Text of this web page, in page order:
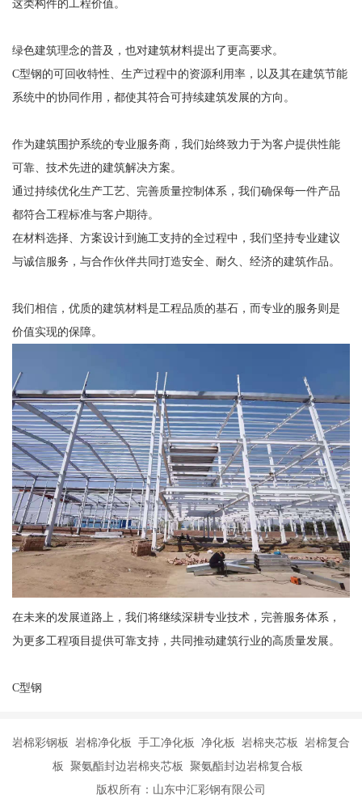
这类构件的工程价值。
绿色建筑理念的普及，也对建筑材料提出了更高要求。
C型钢的可回收特性、生产过程中的资源利用率，以及其在建筑节能
系统中的协同作用，都使其符合可持续建筑发展的方向。
作为建筑围护系统的专业服务商，我们始终致力于为客户提供性能
可靠、技术先进的建筑解决方案。
通过持续优化生产工艺、完善质量控制体系，我们确保每一件产品
都符合工程标准与客户期待。
在材料选择、方案设计到施工支持的全过程中，我们坚持专业建议
与诚信服务，与合作伙伴共同打造安全、耐久、经济的建筑作品。
我们相信，优质的建筑材料是工程品质的基石，而专业的服务则是
价值实现的保障。
在未来的发展道路上，我们将继续深耕专业技术，完善服务体系，
为更多工程项目提供可靠支持，共同推动建筑行业的高质量发展。
C型钢
岩棉彩钢板 岩棉净化板 手工净化板 净化板 岩棉夹芯板 岩棉复合
板 聚氨酯封边岩棉夹芯板 聚氨酯封边岩棉复合板
版权所有：山东中汇彩钢有限公司